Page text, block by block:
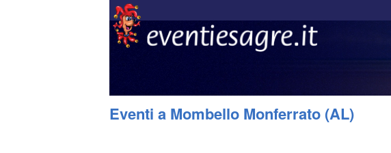
Eventi a Mombello Monferrato (AL)